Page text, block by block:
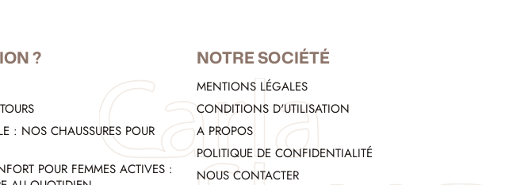
?
: NOS CHAUSSURES POUR
POUR FEMMES ACTIVES :
NOTRE SOCIÉTÉ
MENTIONS LÉGALES
CONDITIONS D'UTILISATION
A PROPOS
POLITIQUE DE CONFIDENTIALITÉ
NOUS CONTACTER